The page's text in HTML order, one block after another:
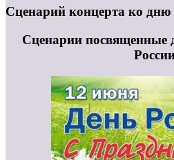
Сценарий концерта ко дню
Сценарии посвященные